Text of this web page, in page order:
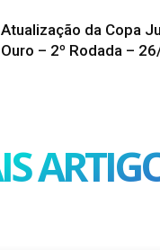
Atualização da Copa
Ouro – 2º Rodada –